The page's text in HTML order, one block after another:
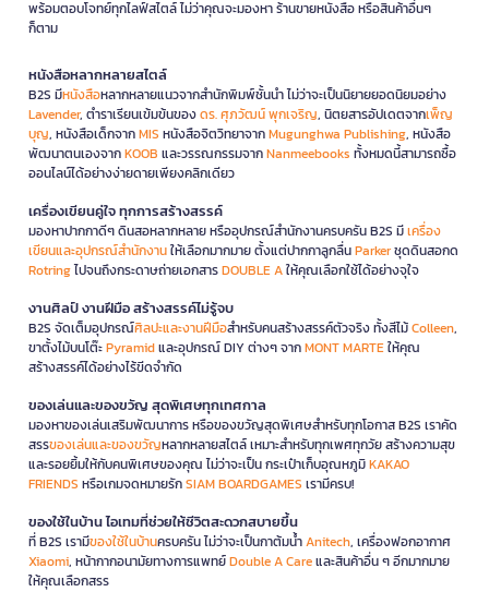
พร้อมตอบโจทย์ทุกไลฟ์สไตล์ ไม่ว่าคุณจะมองหา ร้านขายหนังสือ หรือสินค้าอื่นๆ
ก็ตาม
หนังสือหลากหลายสไตล์
B2S มีหนังสือหลากหลายแนวจากสำนักพิมพ์ชั้นนำ ไม่ว่าจะเป็นนิยายยอดนิยมอย่าง
Lavender, ตำราเรียนเข้มข้นของดร. ศุภวัฒน์ พุกเจริญ, นิตยสารอัปเดตจากเพ็ญ
บุญ, หนังสือเด็กจากMIS หนังสือจิตวิทยาจากMugunghwa Publishing, หนังสือ
พัฒนาตนเองจากKOOB และวรรณกรรมจากNanmeebooks ทั้งหมดนี้สามารถซื้อ
ออนไลน์ได้อย่างง่ายดายเพียงคลิกเดียว
เครื่องเขียนคู่ใจ ทุกการสร้างสรรค์
มองหาปากกาดีๆ ดินสอหลากหลาย หรืออุปกรณ์สำนักงานครบครัน B2S มีเครื่อง
เขียนและอุปกรณ์สำนักงานให้เลือกมากมาย ตั้งแต่ปากกาลูกลื่นParkerชุดดินสอกด
Rotringไปจนถึงกระดาษถ่ายเอกสารDOUBLE Aให้คุณเลือกใช้ได้อย่างจุใจ
งานศิลป์ งานฝีมือ สร้างสรรค์ไม่รู้จบ
B2S จัดเต็มอุปกรณ์ศิลปะและงานฝีมือสำหรับคนสร้างสรรค์ตัวจริง ทั้งสีไม้Colleen,
ขาตั้งไม้บนโต๊ะPyramidและอุปกรณ์ DIY ต่างๆ จากMONT MARTEให้คุณ
สร้างสรรค์ได้อย่างไร้ขีดจำกัด
ของเล่นและของขวัญ สุดพิเศษทุกเทศกาล
มองหาของเล่นเสริมพัฒนาการ หรือของขวัญสุดพิเศษสำหรับทุกโอกาส B2S เราคัด
สรรของเล่นและของขวัญหลากหลายสไตล์ เหมาะสำหรับทุกเพศทุกวัย สร้างความสุข
และรอยยิ้มให้กับคนพิเศษของคุณ ไม่ว่าจะเป็น กระเป๋าเก็บอุณหภูมิKAKAO
FRIENDS หรือเกมจดหมายรักSIAM BOARDGAMES เรามีครบ!
ของใช้ในบ้าน ไอเทมที่ช่วยให้ชีวิตสะดวกสบายขึ้น
ที่ B2S เรามีของใช้ในบ้านครบครัน ไม่ว่าจะเป็นกาต้มน้ำAnitech, เครื่องฟอกอากาศ
Xiaomi, หน้ากากอนามัยทางการแพทย์Double A Careและสินค้าอื่น ๆ อีกมากมาย
ให้คุณเลือกสรร